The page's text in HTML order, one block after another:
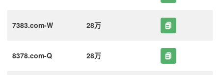
7383.com-W 28万
8378.com-Q 28万